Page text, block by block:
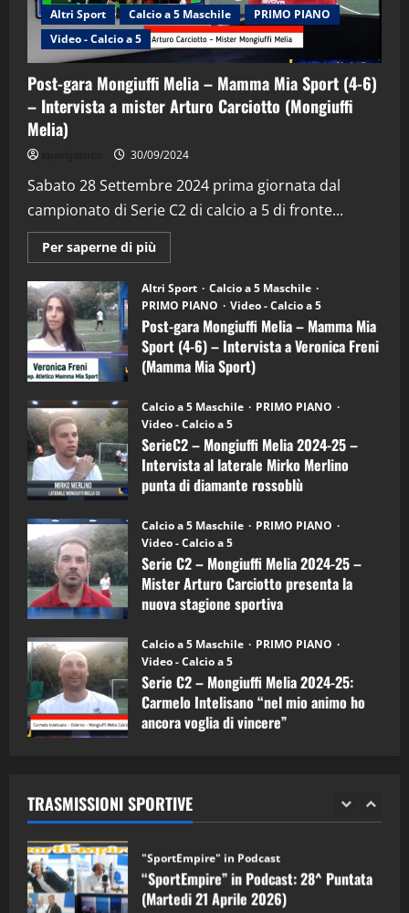
Altri Sport Calcio a 5 Maschile
PRIMO PIANO
Video - Calcio a 5
Post-gara Mongiuffi Melia – Mamma Mia Sport (4-6)
– Intervista a mister Arturo Carciotto (Mongiuffi
Melia)
30/09/2024
Sabato 28 Settembre 2024 prima giornata dal
campionato di Serie C2 di calcio a 5 di fronte...
Per saperne di più
informazioni
Post-
gara
Mongiuffi
Melia
–
Mamma
Mia
Sport
6)
–
Intervista
a
mister
Arturo
Carciotto
(Mongiuffi
Altri Sport
Calcio a 5 Maschile
PRIMO PIANO
Video - Calcio a 5
Post-gara Mongiuffi Melia – Mamma Mia
Sport (4-6) – Intervista a Veronica Freni
(Mamma Mia Sport)
Calcio a 5 Maschile
PRIMO PIANO
Video - Calcio a 5
SerieC2 – Mongiuffi Melia 2024-25 –
Intervista al laterale Mirko Merlino
punta di diamante rossoblù
Calcio a 5 Maschile
PRIMO PIANO
Video - Calcio a 5
Serie C2 – Mongiuffi Melia 2024-25 –
Mister Arturo Carciotto presenta la
nuova stagione sportiva
Calcio a 5 Maschile
PRIMO PIANO
Video - Calcio a 5
Serie C2 – Mongiuffi Melia 2024-25:
Carmelo Intelisano “nel mio animo ho
ancora voglia di vincere”
TRASMISSIONI SPORTIVE
2
“SportEmpire” in Podcast: 29^ Puntata
(Martedi 28 Aprile 2026)
28/04/2026
3
"SportEmpire" in Podcast
“SportEmpire” in Podcast: 28^ Puntata
(Martedi 21 Aprile 2026)
21/04/2026
4
“SportEmpire” in Podcast: 27^ Puntata
(Martedi 14 Aprile 2026)
15/04/2026
5
“SportEmpire” in Podcast: 26^ Puntata
(Martedi 07 Aprile 2026)
08/04/2026
1
“SportEmpire” in Podcast: 30^ Puntata
(Martedi 05 Maggio 2026)
08/05/2026
2 28/04/2026
"SportEmpire" in Podcast
“SportEmpire” in Podcast: 28^ Puntata
(Martedi 21 Aprile 2026)